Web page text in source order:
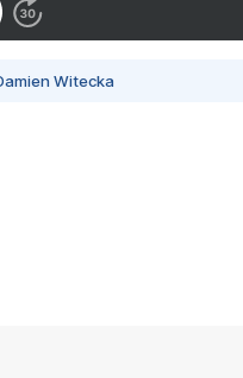
Witecka